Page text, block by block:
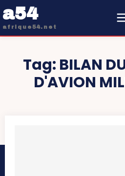
a54
afrique54.net
Tag: BILAN
D'AVION